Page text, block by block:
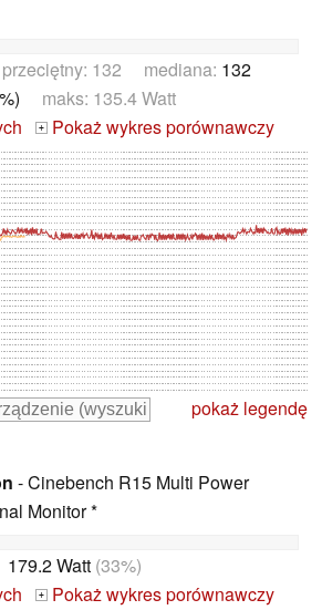
132 mediana: 132
maks: 135.4 Watt
+ Pokaż wykres porównawczy
pokaż legendę
- Cinebench R15 Multi Power
Monitor *
179.2 Watt(33%)
+ Pokaż wykres porównawczy